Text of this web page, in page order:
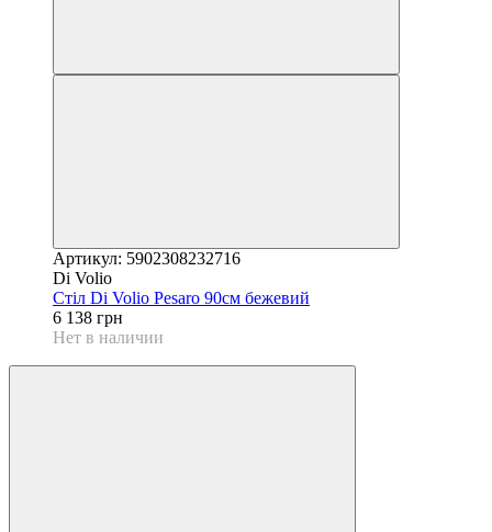
Артикул: 5902308232716
Di Volio
Стіл Di Volio Pesaro 90см бежевий
6 138 грн
Нет в наличии